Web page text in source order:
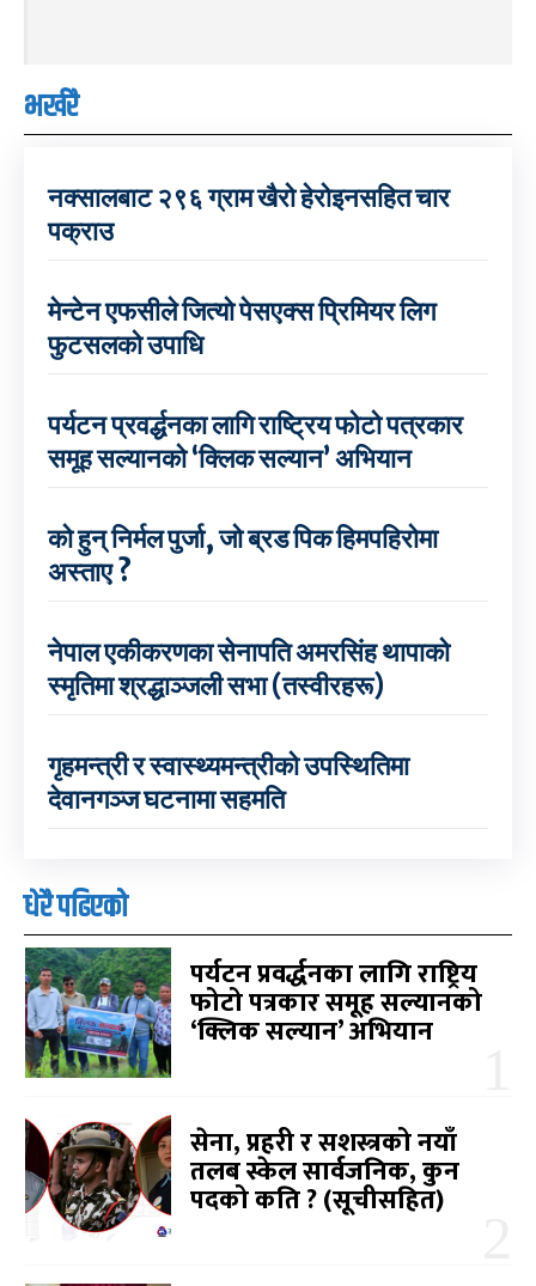
भर्खरै
नक्सालबाट २९६ ग्राम खैरो हेरोइनसहित चार
पक्राउ
मेन्टेन एफसीले जित्यो पेसएक्स प्रिमियर लिग
फुटसलको उपाधि
पर्यटन प्रवर्द्धनका लागि राष्ट्रिय फोटो पत्रकार
समूह सल्यानको ‘क्लिक सल्यान’ अभियान
को हुन् निर्मल पुर्जा, जो ब्रड पिक हिमपहिरोमा
अस्ताए ?
नेपाल एकीकरणका सेनापति अमरसिंह थापाको
स्मृतिमा श्रद्धाञ्जली सभा (तस्वीरहरू)
गृहमन्त्री र स्वास्थ्यमन्त्रीको उपस्थितिमा
देवानगञ्ज घटनामा सहमति
धेरै पढिएको
पर्यटन प्रवर्द्धनका लागि राष्ट्रिय
फोटो पत्रकार समूह सल्यानको
‘क्लिक सल्यान’ अभियान
सेना, प्रहरी र सशस्त्रको नयाँ
तलब स्केल सार्वजनिक, कुन
पदको कति ? (सूचीसहित)